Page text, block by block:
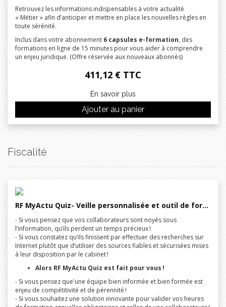
Retrouvez les informations indispensables à votre actualité
« Métier » afin d’anticiper et mettre en place les nouvelles règles en
toute sérénité.
Inclus dans votre abonnement 6 capsules e-formation, des
formations en ligne de 15 minutes pour vous aider à comprendre
un enjeu juridique. (Offre réservée aux nouveaux abonnés)
411,12 € TTC
En savoir plus
Ajouter au panier
Fiscalité
RF MyActu Quiz- Veille personnalisée et outil de formation en ligne
- Si vous pensez que vos collaborateurs sont noyés sous
l’information, qu’ils perdent un temps précieux !
- Si vous constatez qu’ils finissent par effectuer des recherches sur
Internet plutôt que d’utiliser des sources fiables et sécurisées mises
à leur disposition par le cabinet !
Alors RF MyActu Quiz est fait pour vous !
- Si vous pensez que'une équipe bien informée et bien formée est
enjeu de compétitivité et de pérennité !
- Si vous souhaitez une solution innovante pour valider vos heures